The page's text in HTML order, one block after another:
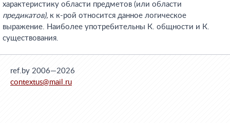
характеристику области предметов (или области
предикатов), к к-рой относится данное логическое
выражение. Наиболее употребительны К. общности и К.
существования.
ref.by 2006—2026
contextus@mail.ru